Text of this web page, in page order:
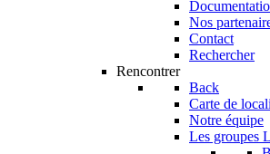
Nos
Contact
Rechercher
Rencontrer
Back
Carte de
Notre équipe
Les groupes